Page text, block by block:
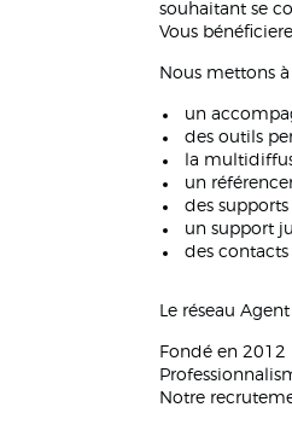
souhaitant se
Vous
Nous mettons
un
des outils
la
un
des
un support
des contacts
Le réseau
Fondé en
Notre